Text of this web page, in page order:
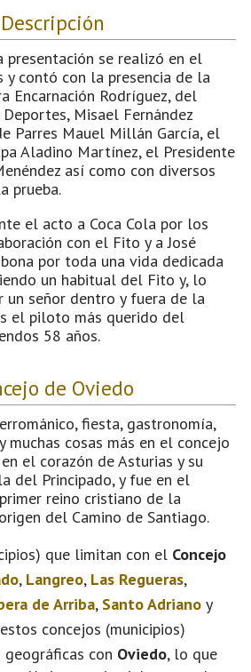
Descripción
presentación se realizó en el
y contó con la presencia de la
Encarnación Rodríguez, del
Misael Fernández
Parres Mauel Millán García, el
Aladino Martínez, el Presidente
así como con diversos
prueba.
el acto a Coca Cola por los
con el Fito y a José
por toda una vida dedicada
un habitual del Fito y, lo
un señor dentro y fuera de la
el piloto más querido del
58 años.
de Oviedo
fiesta, gastronomía,
muchas cosas más en el concejo
el corazón de Asturias y su
del Principado, y fue en el
reino cristiano de la
del Camino de Santiago.
que limitan con el Concejo
, Langreo, Las Regueras,
de Arriba, Santo Adriano y
concejos (municipios)
con Oviedo, lo que